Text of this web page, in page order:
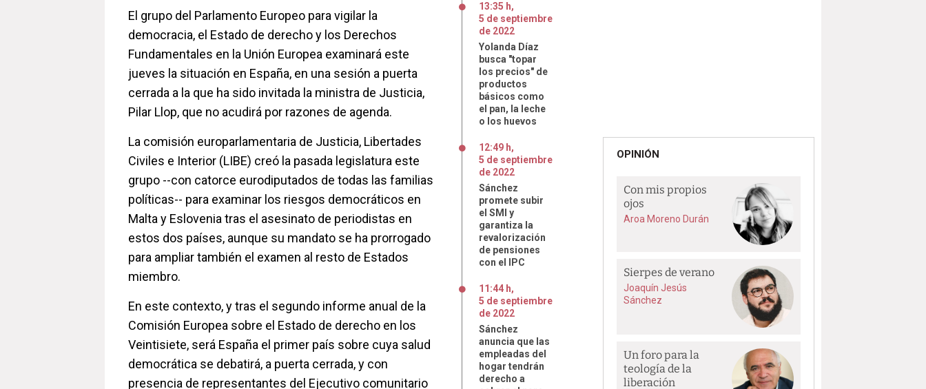
El grupo del Parlamento Europeo para vigilar la
democracia, el Estado de derecho y los Derechos
Fundamentales en la Unión Europea examinará este
jueves la situación en España, en una sesión a puerta
cerrada a la que ha sido invitada la ministra de Justicia,
Pilar Llop, que no acudirá por razones de agenda.
La comisión europarlamentaria de Justicia, Libertades
Civiles e Interior (LIBE) creó la pasada legislatura este
grupo --con catorce eurodiputados de todas las familias
políticas-- para examinar los riesgos democráticos en
Malta y Eslovenia tras el asesinato de periodistas en
estos dos países, aunque su mandato se ha prorrogado
para ampliar también el examen al resto de Estados
miembro.
En este contexto, y tras el segundo informe anual de la
Comisión Europea sobre el Estado de derecho en los
Veintisiete, será España el primer país sobre cuya salud
democrática se debatirá, a puerta cerrada, y con
presencia de representantes del Ejecutivo comunitario
13:35 h,
5 de septiembre
de 2022
Yolanda Díaz
busca "topar
los precios" de
productos
básicos como
el pan, la leche
o los huevos
12:49 h,
5 de septiembre
de 2022
Sánchez
promete subir
el SMI y
garantiza la
revalorización
de pensiones
con el IPC
11:44 h,
5 de septiembre
de 2022
Sánchez
anuncia que las
empleadas del
hogar tendrán
derecho a
OPINIÓN
Con mis propios
ojos
Aroa Moreno Durán
Sierpes de verano
Joaquín Jesús
Sánchez
Un foro para la
teología de la
liberación